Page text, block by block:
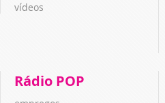
vídeos
Rádio POP